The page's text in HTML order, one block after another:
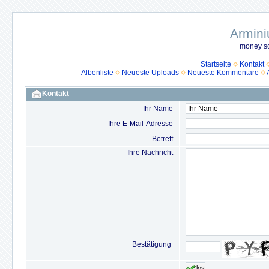
money
Startseite
Kontakt
Albenliste
Neueste Uploads Neueste Kommentare
Kontakt
Ihr Name
Ihre E-Mail-Adresse
Betreff
Ihre Nachricht
Bestätigung